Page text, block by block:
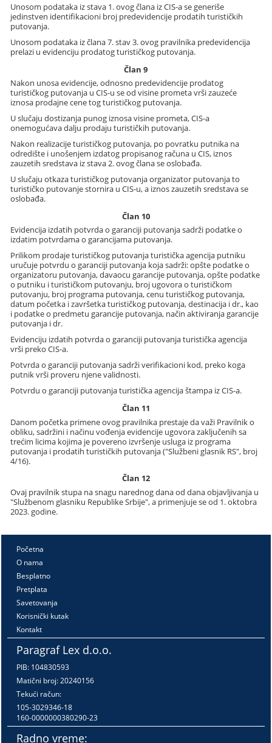
Unosom podataka iz stava 1. ovog člana iz CIS-a se generiše
jedinstven identifikacioni broj predevidencije prodatih turističkih
putovanja.
Unosom podataka iz člana 7. stav 3. ovog pravilnika predevidencija
prelazi u evidenciju prodatog turističkog putovanja.
Član 9
Nakon unosa evidencije, odnosno predevidencije prodatog
turističkog putovanja u CIS-u se od visine prometa vrši zauzeće
iznosa prodajne cene tog turističkog putovanja.
U slučaju dostizanja punog iznosa visine prometa, CIS-a
onemogućava dalju prodaju turističkih putovanja.
Nakon realizacije turističkog putovanja, po povratku putnika na
odredište i unošenjem izdatog propisanog računa u CIS, iznos
zauzetih sredstava iz stava 2. ovog člana se oslobađa.
U slučaju otkaza turističkog putovanja organizator putovanja to
turističko putovanje stornira u CIS-u, a iznos zauzetih sredstava se
oslobađa.
Član 10
Evidencija izdatih potvrda o garanciji putovanja sadrži podatke o
izdatim potvrdama o garancijama putovanja.
Prilikom prodaje turističkog putovanja turistička agencija putniku
uručuje potvrdu o garanciji putovanja koja sadrži: opšte podatke o
organizatoru putovanja, davaocu garancije putovanja, opšte podatke
o putniku i turističkom putovanju, broj ugovora o turističkom
putovanju, broj programa putovanja, cenu turističkog putovanja,
datum početka i završetka turističkog putovanja, destinacija i dr., kao
i podatke o predmetu garancije putovanja, način aktiviranja garancije
putovanja i dr.
Evidenciju izdatih potvrda o garanciji putovanja turistička agencija
vrši preko CIS-a.
Potvrda o garanciji putovanja sadrži verifikacioni kod, preko koga
putnik vrši proveru njene validnosti.
Potvrdu o garanciji putovanja turistička agencija štampa iz CIS-a.
Član 11
Danom početka primene ovog pravilnika prestaje da važi Pravilnik o
obliku, sadržini i načinu vođenja evidencije ugovora zaključenih sa
trećim licima kojima je povereno izvršenje usluga iz programa
putovanja i prodatih turističkih putovanja ("Službeni glasnik RS", broj
4/16).
Član 12
Ovaj pravilnik stupa na snagu narednog dana od dana objavljivanja u
"Službenom glasniku Republike Srbije", a primenjuje se od 1. oktobra
2023. godine.
Početna
O nama
Besplatno
Pretplata
Savetovanja
Korisnički kutak
Kontakt
Paragraf Lex d.o.o.
PIB: 104830593
Matični broj: 20240156
Tekući račun:
105-3029346-18
160-0000000380290-23
Radno vreme: